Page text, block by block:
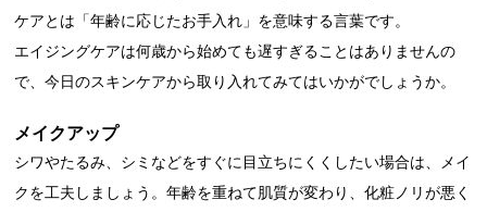
ケアとは「年齢に応じたお手入れ」を意味する言葉です。
エイジングケアは何歳から始めても遅すぎることはありませんの
で、今日のスキンケアから取り入れてみてはいかがでしょうか。
メイクアップ
シワやたるみ、シミなどをすぐに目立ちにくくしたい場合は、メイ
クを工夫しましょう。年齢を重ねて肌質が変わり、化粧ノリが悪く